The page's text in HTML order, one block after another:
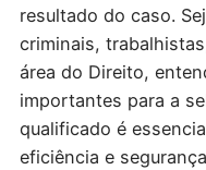
resultado do caso.
criminais,
área do Direito,
importantes para a
qualificado é
eficiência e